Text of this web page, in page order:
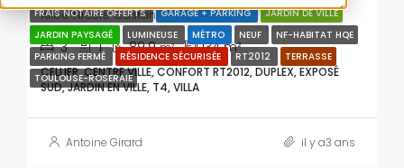
FRAIS NOTAIRE OFFERTS
GARAGE + PARKING
JARDIN DE VILLE
JARDIN PAYSAGÉ
LUMINEUSE MÉTRO NEUF
NF-HABITAT HQE
PARKING FERMÉ
RÉSIDENCE SÉCURISÉE RT2012
TERRASSE
TOULOUSE-ROSERAIE
Allée Nicole Castan
3 1 89.9 m² 134m²
CELLIER, CENTRE VILLE, CONFORT RT2012, DUPLEX, EXPOSÉ
SUD, JARDIN EN VILLE, T4, VILLA
Antoine Girard il y a3 ans